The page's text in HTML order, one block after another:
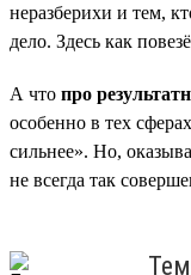
неразберихи и тем,
дело. Здесь как
А что про
особенно в тех
сильнее». Но,
не всегда так